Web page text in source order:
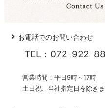
お電話でのお問い合わせ
TEL：072-922-
営業時間：平日9時～17時
土日祝、当社指定日を除き